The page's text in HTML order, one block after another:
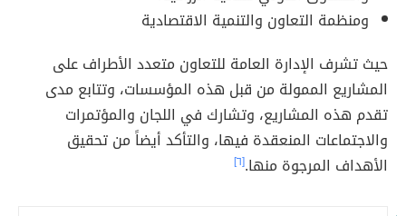
ومنظمة التعاون والتنمية الاقتصادية
حيث تشرف الإدارة العامة للتعاون متعدد الأطراف على
المشاريع الممولة من قبل هذه المؤسسات، وتتابع مدى
تقدم هذه المشاريع، وتشارك في اللجان والمؤتمرات
والاجتماعات المنعقدة فيها، والتأكد أيضاً من تحقيق
الأهداف المرجوة منها.[٦]